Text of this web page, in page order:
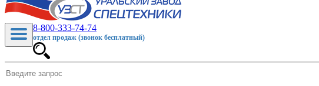
8-800-333-74-74
отдел продаж (звонок бесплатный)